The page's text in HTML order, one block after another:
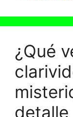
¿Qué
detalle